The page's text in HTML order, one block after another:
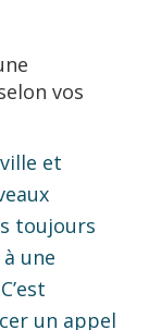
vos
et
toujours
une
un appel